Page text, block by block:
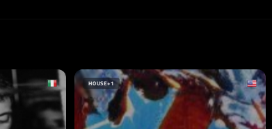
HOUSE+1